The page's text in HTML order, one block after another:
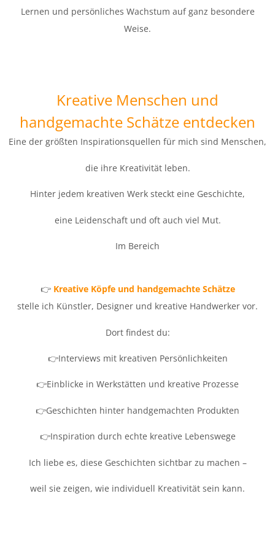
Lernen und persönliches Wachstum auf ganz besondere
Weise.
Kreative Menschen und
handgemachte Schätze entdecken
Eine der größten Inspirationsquellen für mich sind Menschen,
die ihre Kreativität leben.
Hinter jedem kreativen Werk steckt eine Geschichte,
eine Leidenschaft und oft auch viel Mut.
Im Bereich
👉 Kreative Köpfe und handgemachte Schätze
stelle ich Künstler, Designer und kreative Handwerker vor.
Dort findest du:
👉Interviews mit kreativen Persönlichkeiten
👉Einblicke in Werkstätten und kreative Prozesse
👉Geschichten hinter handgemachten Produkten
👉Inspiration durch echte kreative Lebenswege
Ich liebe es, diese Geschichten sichtbar zu machen –
weil sie zeigen, wie individuell Kreativität sein kann.